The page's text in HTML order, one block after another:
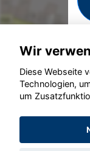
©
Wir
Diese Webseite
Technologien,
um